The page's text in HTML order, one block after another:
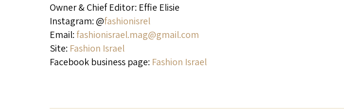
Owner & Chief Editor: Effie Elisie
Instagram: @fashionisrel
Email:fashionisrael.mag@gmail.com
Site: Fashion Israel
Facebook business page: Fashion Israel